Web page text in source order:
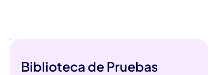
Biblioteca de Pruebas